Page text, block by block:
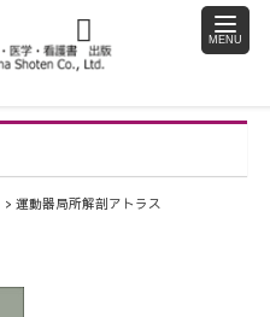
toggle
運動器局所解剖アトラス